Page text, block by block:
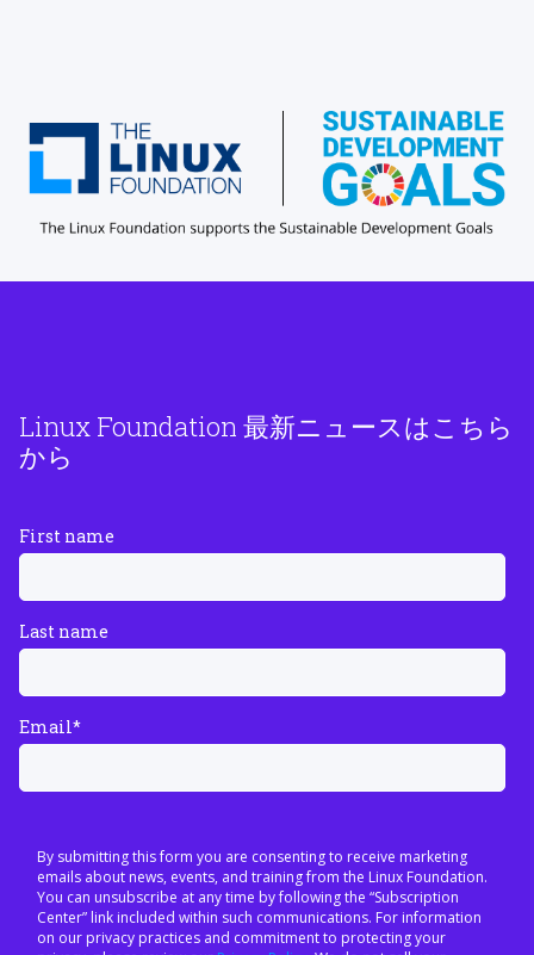
Linux Foundation 最新ニュースはこちら
から
First name
Last name
Email*
By submitting this form you are consenting to receive marketing
emails about news, events, and training from the Linux Foundation.
You can unsubscribe at any time by following the “Subscription
Center” link included within such communications. For information
on our privacy practices and commitment to protecting your